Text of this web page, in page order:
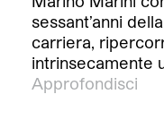
sessant’anni
carriera,
intrinsecamente
Approfondisci